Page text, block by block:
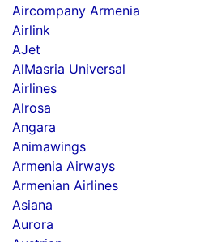
Aircompany Armenia
Airlink
AJet
AlMasria Universal
Airlines
Alrosa
Angara
Animawings
Armenia Airways
Armenian Airlines
Asiana
Aurora